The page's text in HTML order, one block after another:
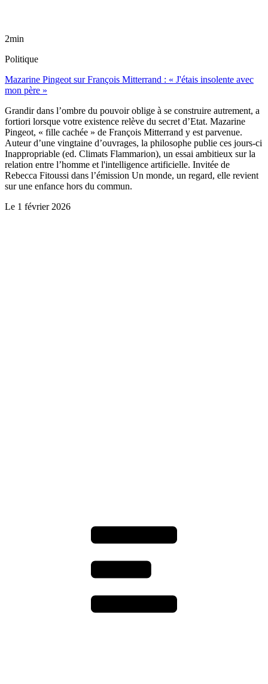
2min
Politique
Mazarine Pingeot sur François Mitterrand : « J'étais insolente avec
mon père »
Grandir dans l’ombre du pouvoir oblige à se construire autrement, a
fortiori lorsque votre existence relève du secret d’Etat. Mazarine
Pingeot, « fille cachée » de François Mitterrand y est parvenue.
Auteur d’une vingtaine d’ouvrages, la philosophe publie ces jours-ci
Inappropriable (ed. Climats Flammarion), un essai ambitieux sur la
relation entre l’homme et l'intelligence artificielle. Invitée de
Rebecca Fitoussi dans l’émission Un monde, un regard, elle revient
sur une enfance hors du commun.
Le 1 février 2026